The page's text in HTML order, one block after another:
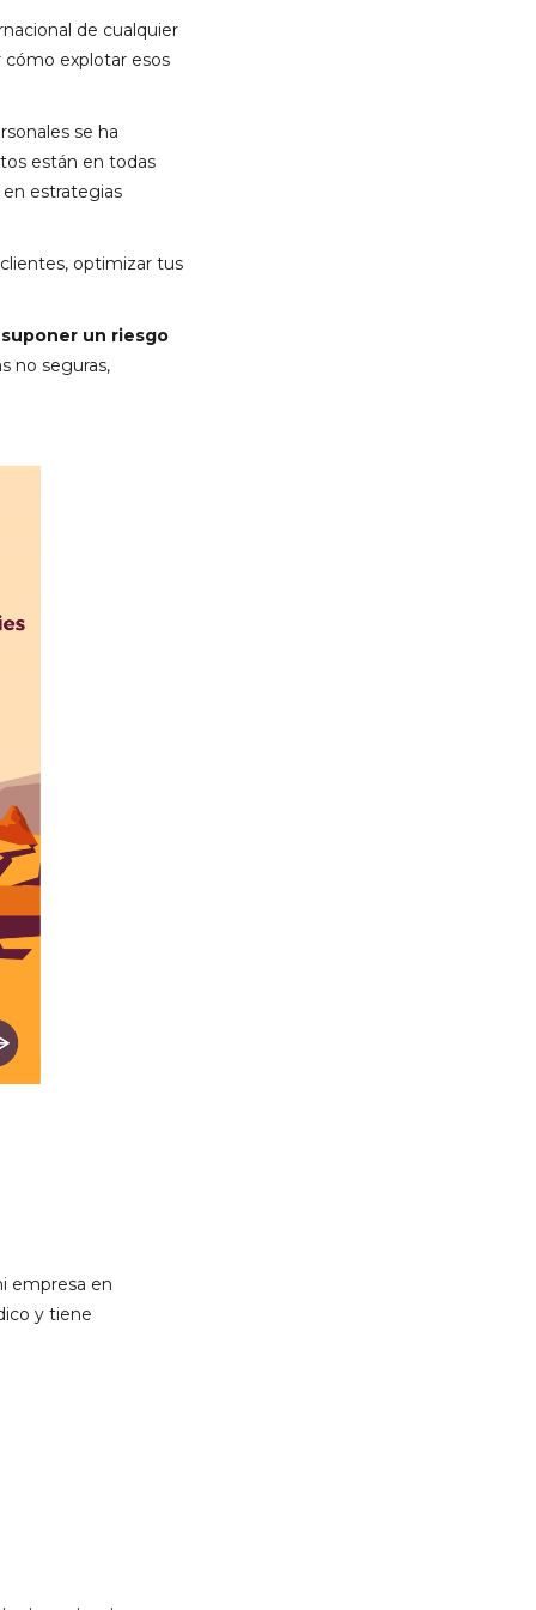
de cualquier
explotar esos
se ha
están en todas
estrategias
optimizar tus
un riesgo
no seguras,
empresa en
y tiene